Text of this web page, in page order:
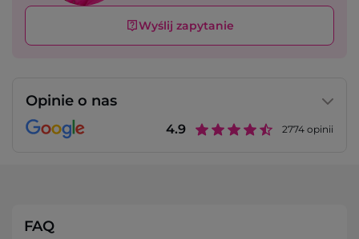
Wyślij zapytanie
Opinie o nas
4.9 2774 opinii
FAQ